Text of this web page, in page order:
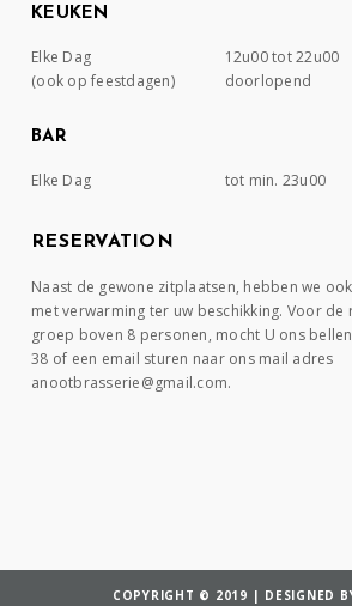
KEUKEN
Elke Dag
12u00 tot 22u00
(ook op feestdagen)
doorlopend
BAR
Elke Dag tot min. 23u00
RESERVATION
Naast de gewone zitplaatsen, hebben we
met verwarming ter uw beschikking. Voor de
groep boven 8 personen, mocht U ons
38 of een email sturen naar ons mail adres
anootbrasserie@gmail.com.
COPYRIGHT © 2019 | DESIGNED